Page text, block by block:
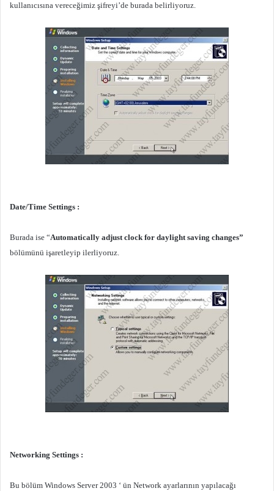
kullanıcısına vereceğimiz şifreyi’de burada belirliyoruz.
Date/Time Settings :
Burada ise “Automatically adjust clock for daylight saving changes”
bölümünü işaretleyip ilerliyoruz.
Networking Settings :
Bu bölüm Windows Server 2003 ‘ ün Network ayarlarının yapılacağı